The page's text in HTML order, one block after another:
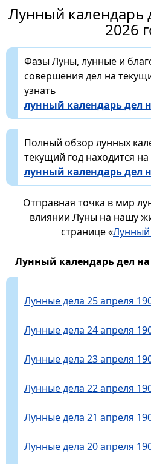
Лунный календарь
2026
Фазы Луны, лунные и
совершения дел на
узнать
лунный календарь дел
Полный обзор лунных
текущий год находится
лунный календарь дел
Отправная точка в мир
влиянии Луны на нашу
странице «Лунный
Лунный календарь дел
Лунные дела 25 апреля
Лунные дела 24 апреля
Лунные дела 23 апреля
Лунные дела 22 апреля
Лунные дела 21 апреля
Лунные дела 20 апреля